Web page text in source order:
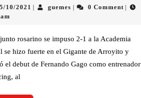
10/2021 guemes 0 Comment
rosarino se impuso 2-1 a la Academia
se hizo fuerte en el Gigante de Arroyito y
el debut de Fernando Gago como entrenador
al